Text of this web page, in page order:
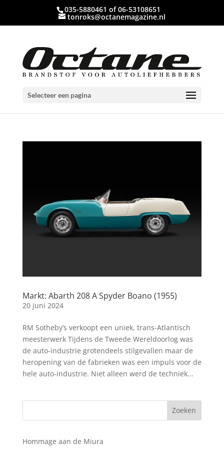
035-5880461 of 06-53108651
tonroks@octanemagazine.nl
Selecteer een pagina
Markt: Abarth 208 A Spyder Boano (1955)
20 juni 2024
RM Sotheby’s verkoopt een uniek, trans-Atlantisch
meesterwerk Tijdens de Tweede Wereldoorlog was
de auto-industrie grotendeels stilgevallen maar de
heropening van de fabrieken was een impuls voor de
hele auto-industrie. Niet alleen werd de techniek...
Hommage aan de Miura